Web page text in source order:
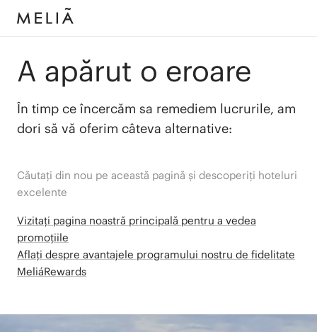
A apărut o eroare
În timp ce încercăm sa remediem lucrurile, am
dori să vă oferim câteva alternative:
Căutați din nou pe această pagină și descoperiți hoteluri
excelente
Vizitați pagina noastră principală pentru a vedea
promoțiile
Aflați despre avantajele programului nostru de fidelitate
MeliáRewards